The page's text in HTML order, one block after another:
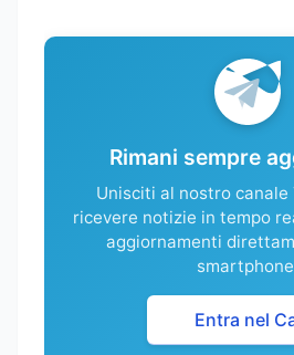
Rimani sempre
Unisciti al nostro canale
ricevere notizie in tempo
aggiornamenti
Entra nel